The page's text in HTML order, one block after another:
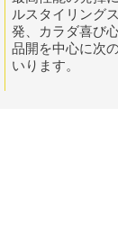
ルスタイリング
発、カラダ喜び
品開を中心に次
いります。